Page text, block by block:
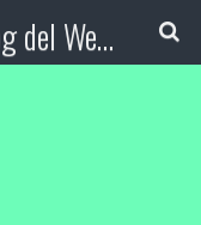
Booking Blog™ - Il blog del Web Marketing Turistico